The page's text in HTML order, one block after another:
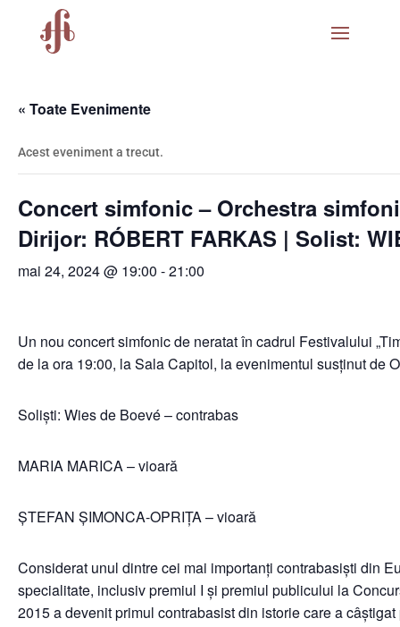
« Toate Evenimente
Acest eveniment a trecut.
Concert simfonic – Orchestra
Dirijor: RÓBERT FARKAS | Solist:
mai 24, 2024 @ 19:00 -21:00
Un nou concert simfonic de neratat în cadrul Festivalului
de la ora 19:00, la Sala Capitol, la evenimentul susținut de
Soliști: Wies de Boevé – contrabas
MARIA MARICA – vioară
ȘTEFAN ȘIMONCA-OPRIȚA – vioară
Considerat unul dintre cei mai importanți contrabasiști din
specialitate, inclusiv premiul I și premiul publicului la
2015 a devenit primul contrabasist din istorie care a